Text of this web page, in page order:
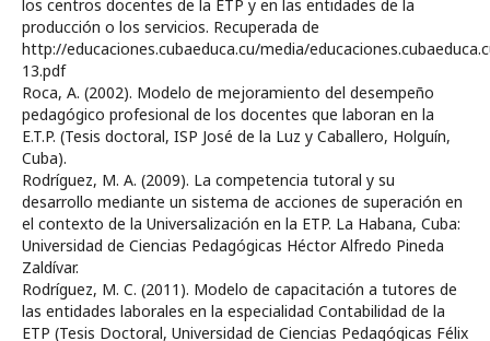
los centros docentes de la ETP y en las entidades de la
producción o los servicios. Recuperada de
http://educaciones.cubaeduca.cu/media/
13.pdf
Roca, A. (2002). Modelo de mejoramiento del desempeño
pedagógico profesional de los docentes que laboran en la
E.T.P. (Tesis doctoral, ISP José de la Luz y Caballero, Holguín,
Cuba).
Rodríguez, M. A. (2009). La competencia tutoral y su
desarrollo mediante un sistema de acciones de superación en
el contexto de la Universalización en la ETP. La Habana, Cuba:
Universidad de Ciencias Pedagógicas Héctor Alfredo Pineda
Zaldívar.
Rodríguez, M. C. (2011). Modelo de capacitación a tutores de
las entidades laborales en la especialidad Contabilidad de la
ETP (Tesis Doctoral, Universidad de Ciencias Pedagógicas Félix